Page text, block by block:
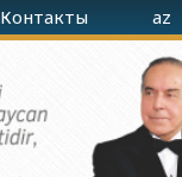
Контакты az